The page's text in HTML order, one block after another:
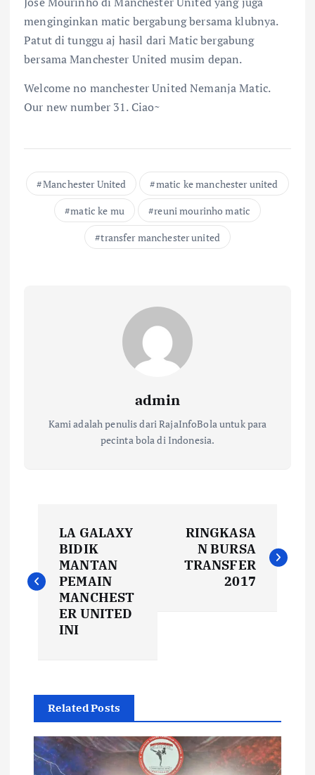
menginginkan matic bergabung bersama klubnya.
Patut di tunggu aj hasil dari Matic bergabung
bersama Manchester United musim depan.
Welcome no manchester United Nemanja Matic.
Our new number 31. Ciao~
Manchester United
matic ke manchester united
matic ke mu
reuni mourinho matic
transfer manchester united
admin
Kami adalah penulis dari RajaInfoBola untuk para
pecinta bola di Indonesia.
v
a
s
LA GALAXY
BIDIK
MANTAN
PEMAIN
MANCHEST
ER UNITED
INI
RINGKASA
N BURSA
TRANSFER
2017
Related Posts